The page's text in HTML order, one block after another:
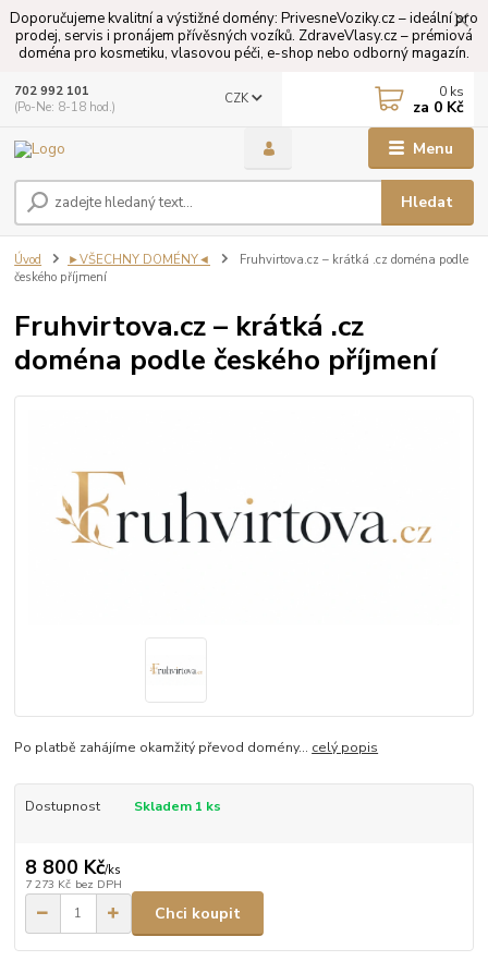
Doporučujeme kvalitní a výstižné domény: PrivesneVoziky.cz – ideální pro
prodej, servis i pronájem přívěsných vozíků. ZdraveVlasy.cz – prémiová
doména pro kosmetiku, vlasovou péči, e-shop nebo odborný magazín.
Menu
CZK
Hledat
702 992 101
(Po-Ne: 8-18 hod.)
0 ks
za 0 Kč
Úvod ►VŠECHNY DOMÉNY◄
Fruhvirtova.cz – krátká .cz doména podle
českého příjmení
Fruhvirtova.cz – krátká .cz
doména podle českého příjmení
Po platbě zahájíme okamžitý převod domény... celý popis
Dostupnost Skladem 1 ks
8 800 Kč/ks
7 273 Kč bez DPH
Chci koupit